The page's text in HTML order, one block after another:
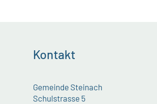
Kontakt
Gemeinde Steinach
Schulstrasse 5